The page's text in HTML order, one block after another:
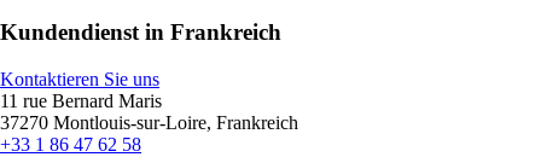
Kundendienst in Frankreich
Kontaktieren Sie uns
11 rue Bernard Maris
37270 Montlouis-sur-Loire, Frankreich
+33 1 86 47 62 58